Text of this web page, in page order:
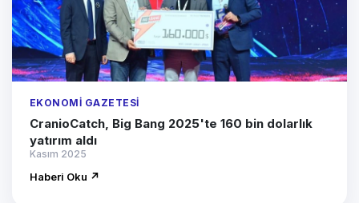
EKONOMI GAZETESI
CranioCatch, Big Bang 2025'te 160 bin dolarlık
yatırım aldı
Kasım 2025
Haberi Oku ↗